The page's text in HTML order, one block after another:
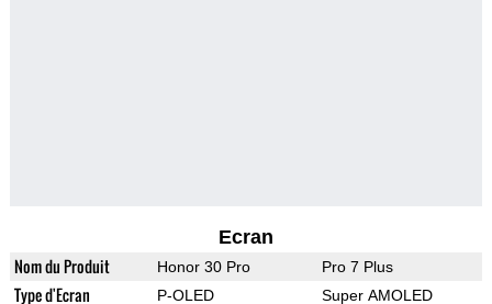
Ecran
Nom du Produit Honor 30 Pro Pro 7 Plus
Type d'Ecran P-OLED Super AMOLED